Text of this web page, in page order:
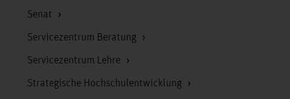
Senat
Servicezentrum Beratung
Servicezentrum Lehre
Strategische Hochschulentwicklung